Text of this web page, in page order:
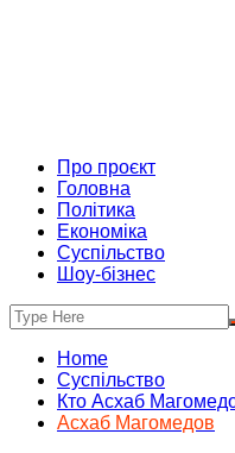
Про проєкт
Головна
Політика
Економіка
Суспільство
Шоу-бізнес
Home
Суспільство
Кто Асхаб
Асхаб Магомедов